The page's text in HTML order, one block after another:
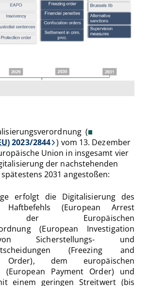
(
) 2023/2844 ) vom 13. Dezember
Union in insgesamt vier
der nachstehenden
2031 angestoßen:
erfolgt die Digitalisierung des
Haftbefehls (European Arrest
der Europäischen
(European Investigation
Sicherstellungs- und
(Freezing and
Order), dem europäischen
(European Payment Order) und
einem geringen Streitwert (bis